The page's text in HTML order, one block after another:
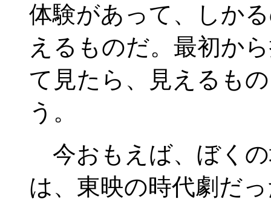
体験があって、しか
えるものだ。最初か
て見たら、見えるも
う。
今おもえば、ぼく
は、東映の時代劇だ